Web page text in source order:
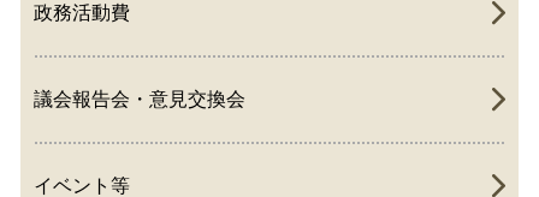
政務活動費
議会報告会・意見交換会
イベント等